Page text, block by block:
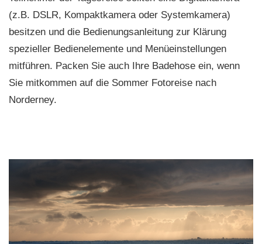
(z.B. DSLR, Kompaktkamera oder Systemkamera)
besitzen und die Bedienungsanleitung zur Klärung
spezieller Bedienelemente und Menüeinstellungen
mitführen. Packen Sie auch Ihre Badehose ein, wenn
Sie mitkommen auf die Sommer Fotoreise nach
Norderney.